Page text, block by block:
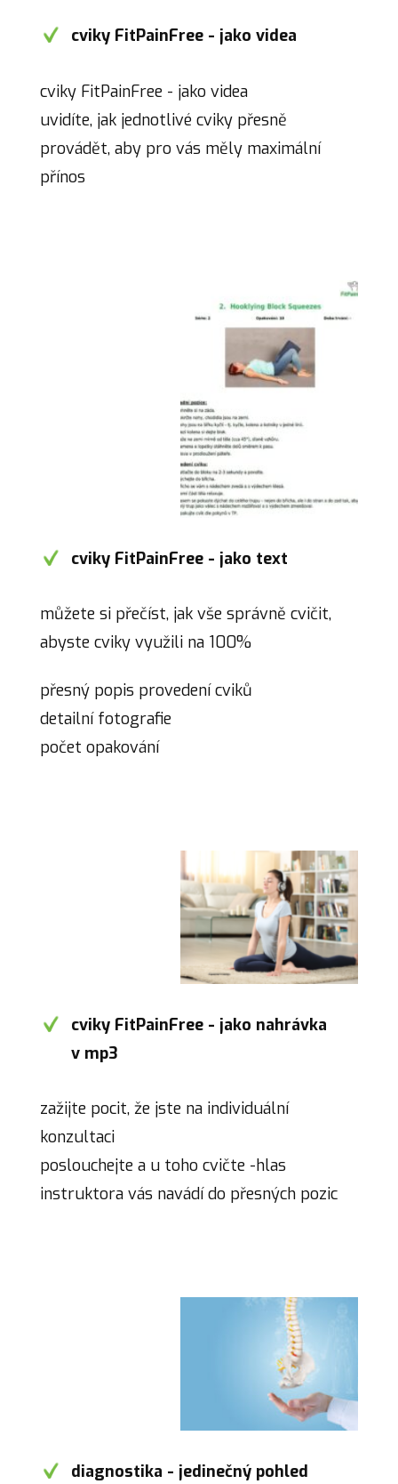
cviky FitPainFree - jako videa
cviky FitPainFree - jako videa
uvidíte, jak jednotlivé cviky přesně
provádět, aby pro vás měly maximální
přínos
cviky FitPainFree - jako text
můžete si přečíst, jak vše správně cvičit,
abyste cviky využili na 100%
přesný popis provedení cviků
detailní fotografie
počet opakování
cviky FitPainFree - jako nahrávka
v mp3
zažijte pocit, že jste na individuální
konzultaci
poslouchejte a u toho cvičte -hlas
instruktora vás navádí do přesných pozic
diagnostika - jedinečný pohled